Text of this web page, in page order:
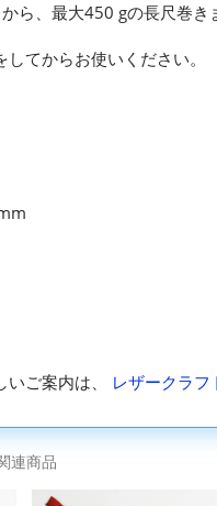
ら、最大450 gの長尺巻き
してからお使いください。
ご案内は、
レザークラフ
連商品